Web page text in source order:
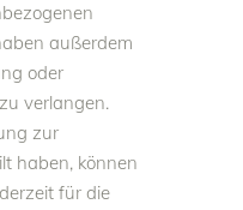
außerdem
oder
verlangen.
zur
haben, können
für die